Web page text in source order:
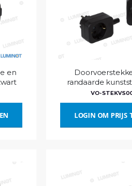
en
randaarde
VO-
LOGIN OM PRIJS